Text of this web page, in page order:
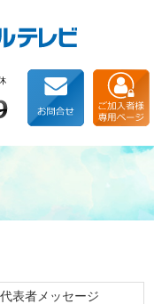
レビ
代表者メッセージ